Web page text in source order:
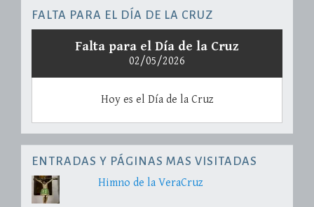
FALTA PARA EL DÍA DE LA CRUZ
Falta para el Día de la Cruz
02/05/2026
Hoy es el Día de la Cruz
ENTRADAS Y PÁGINAS MAS VISITADAS
Himno de la VeraCruz